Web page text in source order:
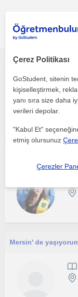
İlgini
Çerez Politikası
GoStudent, sitenin
kişiselleştirmek,
yanı sıra size daha
verileri depolar.
"Kabul Et"
etmiş olursunuz
Çerezler